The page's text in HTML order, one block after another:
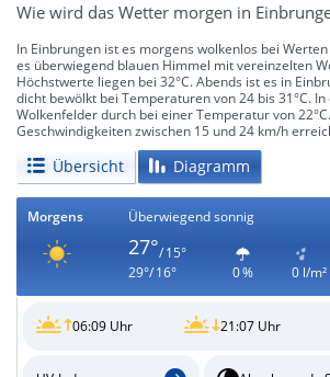
Wie wird das Wetter morgen in
In Einbrungen ist es morgens wolkenlos bei
es überwiegend blauen Himmel mit vereinzelten
Höchstwerte liegen bei 32°C. Abends ist es in
dicht bewölkt bei Temperaturen von 24 bis 31°C.
Wolkenfelder durch bei einer Temperatur von
Geschwindigkeiten zwischen 15 und 24 km/h
Übersicht Diagramm
Morgens Überwiegend sonnig
27°/ 15°
29°/ 16°
0 % 0 l/m²
06:09 Uhr 21:07 Uhr